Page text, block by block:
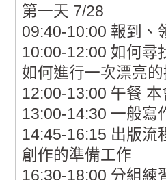
第一天 7/28
09:40-10:00 報到、
10:00-12:00 如何尋
如何進行一次漂亮
12:00-13:00 午餐
13:00-14:30 一般寫
14:45-16:15 出版流
創作的準備工作
16:30-18:00 分組練